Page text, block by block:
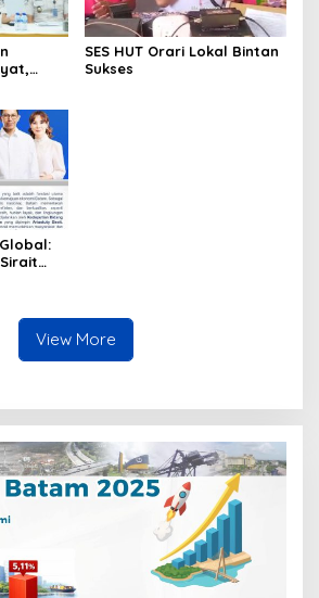
SES HUT Orari Lokal Bintan
Sukses
View More